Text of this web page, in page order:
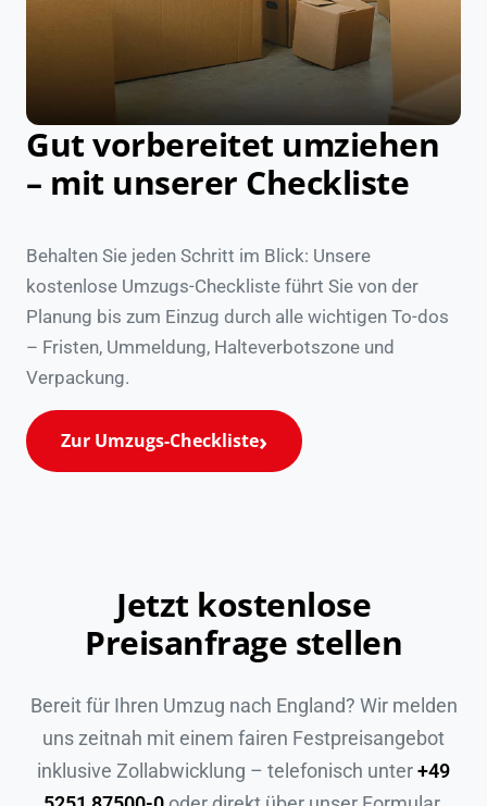
Gut vorbereitet umziehen
– mit unserer Checkliste
Behalten Sie jeden Schritt im Blick: Unsere
kostenlose Umzugs-Checkliste führt Sie von der
Planung bis zum Einzug durch alle wichtigen To-dos
– Fristen, Ummeldung, Halteverbotszone und
Verpackung.
Zur Umzugs-Checkliste
Jetzt kostenlose
Preisanfrage stellen
Bereit für Ihren Umzug nach England? Wir melden
uns zeitnah mit einem fairen Festpreisangebot
inklusive Zollabwicklung – telefonisch unter+49